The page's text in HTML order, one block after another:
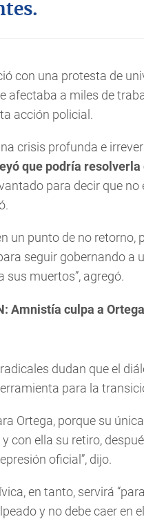
con una protesta de
afectaba a miles de
acción policial.
crisis profunda e
que podría
para decir que
un punto de no retorno,
seguir gobernando a
sus muertos”, agregó.
Amnistía culpa a
dudan que el
para la
Ortega, porque su
con ella su retiro,
oficial”, dijo.
en tanto, servirá
y no debe caer en